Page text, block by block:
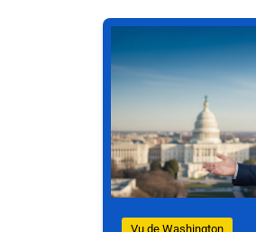
Vu de Washington